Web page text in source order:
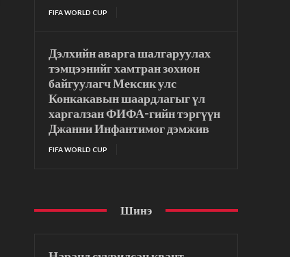
FIFA WORLD CUP
Дэлхийн аварга шалгаруулах
тэмцээнийг хамтран зохион
байгуулагч Мексик улс
Конкакавын шаардлагыг үл
харгалзан ФИФА-гийн тэргүүн
Джанни Инфантимог дэмжив
FIFA WORLD CUP
Шинэ